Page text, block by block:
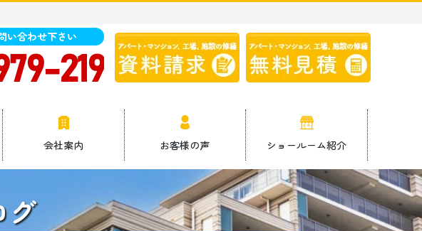
い合わせ下さい
219
会社案内 お客様の声 ショールーム紹介
グ